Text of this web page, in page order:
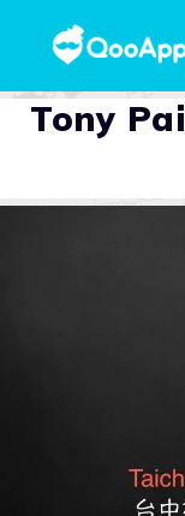
Tony Pai